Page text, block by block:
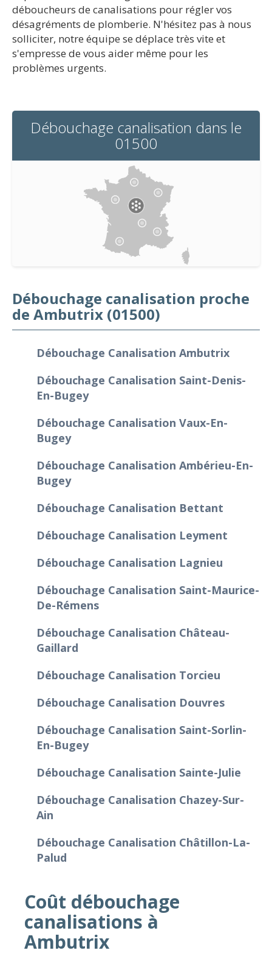
déboucheurs de canalisations pour régler vos
désagréments de plomberie. N'hésitez pas à nous
solliciter, notre équipe se déplace très vite et
s'empresse de vous aider même pour les
problèmes urgents.
Débouchage canalisation dans le
01500
Débouchage canalisation proche
de Ambutrix (01500)
Débouchage Canalisation Ambutrix
Débouchage Canalisation Saint-Denis-
En-Bugey
Débouchage Canalisation Vaux-En-
Bugey
Débouchage Canalisation Ambérieu-En-
Bugey
Débouchage Canalisation Bettant
Débouchage Canalisation Leyment
Débouchage Canalisation Lagnieu
Débouchage Canalisation Saint-Maurice-
De-Rémens
Débouchage Canalisation Château-
Gaillard
Débouchage Canalisation Torcieu
Débouchage Canalisation Douvres
Débouchage Canalisation Saint-Sorlin-
En-Bugey
Débouchage Canalisation Sainte-Julie
Débouchage Canalisation Chazey-Sur-
Ain
Débouchage Canalisation Châtillon-La-
Palud
Coût débouchage
canalisations à
Ambutrix